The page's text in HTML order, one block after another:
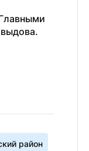
район